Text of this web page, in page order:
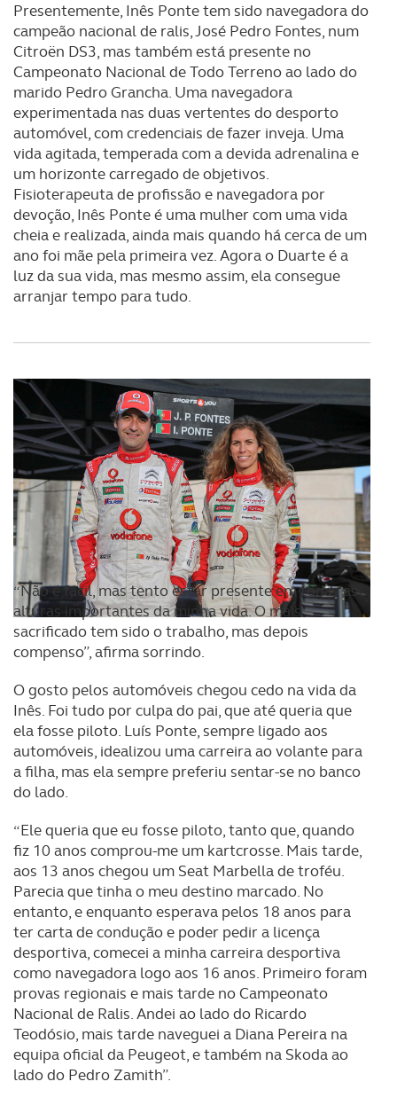
Presentemente, Inês Ponte tem sido navegadora do
campeão nacional de ralis, José Pedro Fontes, num
Citroën DS3, mas também está presente no
Campeonato Nacional de Todo Terreno ao lado do
marido Pedro Grancha. Uma navegadora
experimentada nas duas vertentes do desporto
automóvel, com credenciais de fazer inveja. Uma
vida agitada, temperada com a devida adrenalina e
um horizonte carregado de objetivos.
Fisioterapeuta de profissão e navegadora por
devoção, Inês Ponte é uma mulher com uma vida
cheia e realizada, ainda mais quando há cerca de um
ano foi mãe pela primeira vez. Agora o Duarte é a
luz da sua vida, mas mesmo assim, ela consegue
arranjar tempo para tudo.
“Não é fácil, mas tento estar presente em todas as
alturas importantes da minha vida. O mais
sacrificado tem sido o trabalho, mas depois
compenso”, afirma sorrindo.
O gosto pelos automóveis chegou cedo na vida da
Inês. Foi tudo por culpa do pai, que até queria que
ela fosse piloto. Luís Ponte, sempre ligado aos
automóveis, idealizou uma carreira ao volante para
a filha, mas ela sempre preferiu sentar-se no banco
do lado.
“Ele queria que eu fosse piloto, tanto que, quando
fiz 10 anos comprou-me um kartcrosse. Mais tarde,
aos 13 anos chegou um Seat Marbella de troféu.
Parecia que tinha o meu destino marcado. No
entanto, e enquanto esperava pelos 18 anos para
ter carta de condução e poder pedir a licença
desportiva, comecei a minha carreira desportiva
como navegadora logo aos 16 anos. Primeiro foram
provas regionais e mais tarde no Campeonato
Nacional de Ralis. Andei ao lado do Ricardo
Teodósio, mais tarde naveguei a Diana Pereira na
equipa oficial da Peugeot, e também na Skoda ao
lado do Pedro Zamith”.